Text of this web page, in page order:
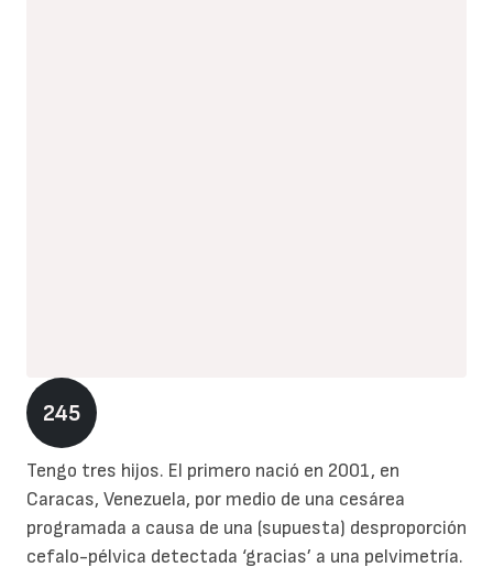
245
Tengo tres hijos. El primero nació en 2001, en
Caracas, Venezuela, por medio de una cesárea
programada a causa de una (supuesta) desproporción
cefalo-pélvica detectada ‘gracias’ a una pelvimetría.